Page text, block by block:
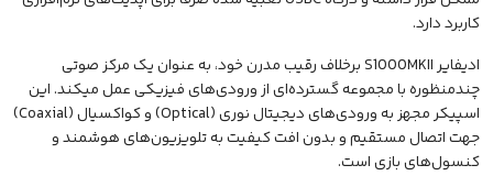
کاربرد دارد.
ادیفایر S1000MKII برخلاف رقیب مدرن خود، به عنوان یک مرکز صوتی
چندمنظوره با مجموعه گسترده‌ای از ورودی‌های فیزیکی عمل میکند. این
اسپیکر مجهز به ورودی‌های دیجیتال نوری (Optical) و کواکسیال (Coaxial)
جهت اتصال مستقیم و بدون افت کیفیت به تلویزیون‌های هوشمند و
کنسول‌های بازی است.